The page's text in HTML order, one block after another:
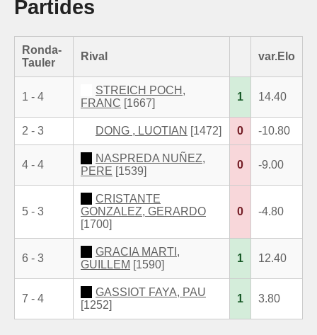
Partides
Ronda-
Tauler
Rival var.Elo
1 - 4
STREICH POCH,
FRANC [1667]
1 14.40
2 - 3 DONG , LUOTIAN [1472] 0 -10.80
4 - 4
NASPREDA NUÑEZ,
PERE [1539]
0 -9.00
5 - 3
CRISTANTE
GONZALEZ, GERARDO
[1700]
0 -4.80
6 - 3
GRACIA MARTI,
GUILLEM [1590]
1 12.40
7 - 4
GASSIOT FAYA, PAU
[1252]
1 3.80